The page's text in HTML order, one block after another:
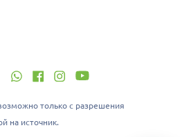
только с разрешения
на источник.